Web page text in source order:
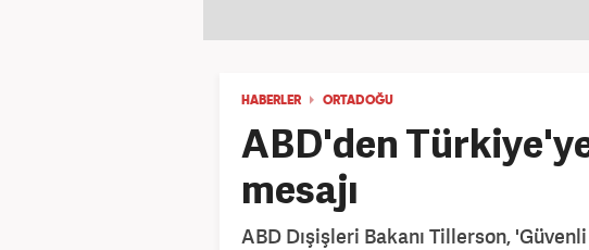
HABERLER ORTADOĞU
ABD'den
mesajı
ABD Dışişleri Bakanı Tillerson,